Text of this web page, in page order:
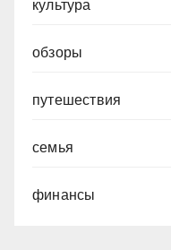
культура
обзоры
путешествия
семья
финансы